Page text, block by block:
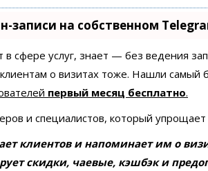
записи на собственном
в сфере услуг, знает — без ведения
о визитах тоже. Нашли
первый месяц бесплатно.
и специалистов, который
клиентов и напоминает им о
скидки, чаевые, кэшбэк и